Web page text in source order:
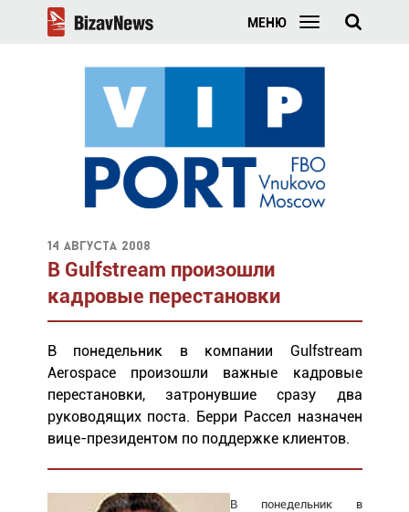
МЕНЮ
14 августа 2008
В Gulfstream произошли
кадровые перестановки
В понедельник в компании Gulfstream
Aerospace произошли важные кадровые
перестановки, затронувшие сразу два
руководящих поста. Берри Рассел назначен
вице-президентом по поддержке клиентов.
В понедельник в